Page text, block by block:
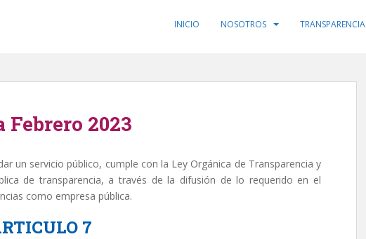
INICIO NOSOTROS TRANSPARENCIA
2023
un servicio público, cumple con la Ley Orgánica de Transparencia y
de transparencia, a través de la difusión de lo requerido en el
como empresa pública.
7